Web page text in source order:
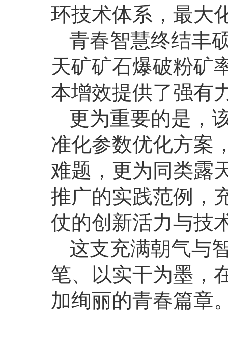
环技术体系，最大
青春智慧终结丰
天矿矿石爆破粉矿
本增效提供了强有
更为重要的是，
准化参数优化方案
难题，更为同类露
推广的实践范例，
仗的创新活力与技
这支充满朝气与
笔、以实干为墨，
加绚丽的青春篇章